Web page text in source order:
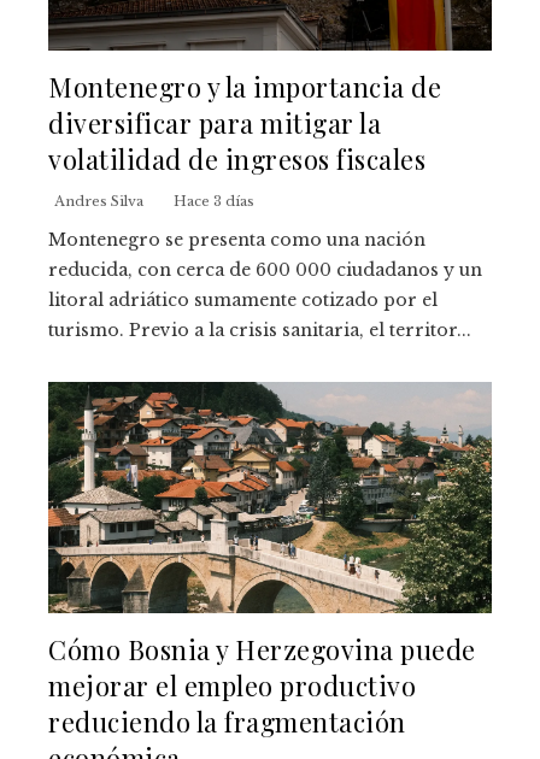
Montenegro y la importancia de
diversificar para mitigar la
volatilidad de ingresos fiscales
Andres Silva Hace 3 días
Montenegro se presenta como una nación
reducida, con cerca de 600 000 ciudadanos y un
litoral adriático sumamente cotizado por el
turismo. Previo a la crisis sanitaria, el territor...
Cómo Bosnia y Herzegovina puede
mejorar el empleo productivo
reduciendo la fragmentación